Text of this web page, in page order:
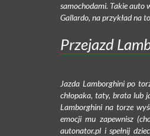
samochodami. Takie auto
Gallardo, na przykład na
Przejazd
Jazda Lamborghini po
chłopaka, taty, brata lub
Lamborghini na torze
emocji mu zapewnisz
autonator.pl i spełnij